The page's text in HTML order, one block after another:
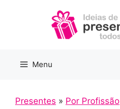
Menu
Presentes » Por Profissão